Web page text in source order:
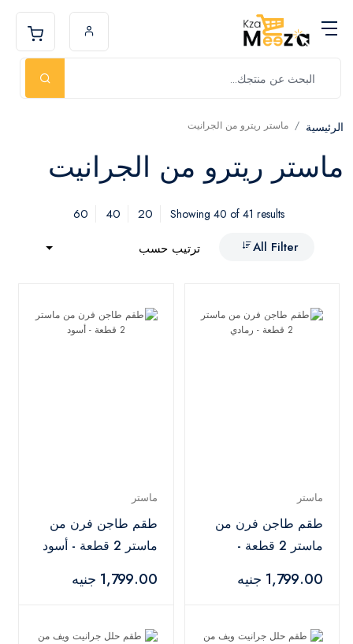
الرئيسية ماستر ريترو من الجرانيت
ماستر ريترو من الجرانيت
Showing 40 of 41 results
20
40
60
All Filter
ترتيب حسب
ماستر
طقم طاجن فرن من
ماستر 2 قطعة -
1,799.00 جنيه
ماستر
طقم طاجن فرن من
ماستر 2 قطعة - أسود
1,799.00 جنيه